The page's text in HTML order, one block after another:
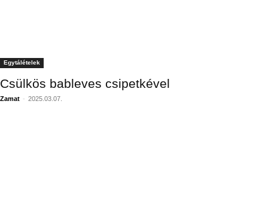
Egytálételek
Csülkös bableves csipetkével
Zamat - 2025.03.07.